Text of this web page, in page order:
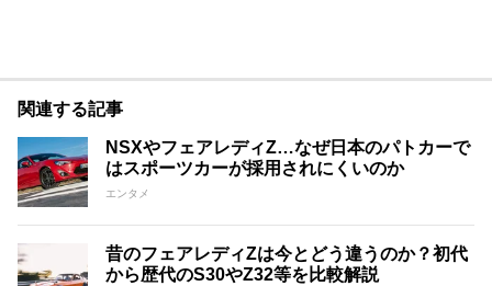
関連する記事
NSXやフェアレディZ…なぜ日本のパトカーで
はスポーツカーが採用されにくいのか
エンタメ
昔のフェアレディZは今とどう違うのか？初代
から歴代のS30やZ32等を比較解説